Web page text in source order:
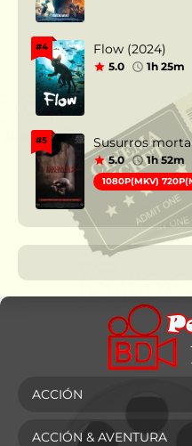
#4 Flow (2024)
5.0 1h 25m
#5 Susurros
5.0 1h 52m
1080P(MKV)
ACCIÓN
ACCIÓN & AVENTURA